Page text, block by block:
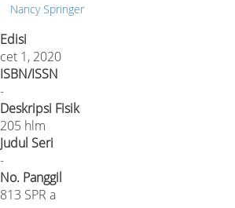
Nancy Springer
Edisi
cet 1, 2020
ISBN/ISSN
-
Deskripsi Fisik
205 hlm
Judul Seri
-
No. Panggil
813 SPR a